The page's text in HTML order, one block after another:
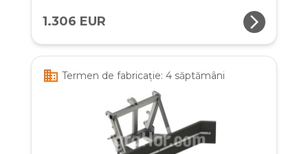
1.306 EUR arrow_forward_ios
business Termen de fabricație: 4 săptămâni